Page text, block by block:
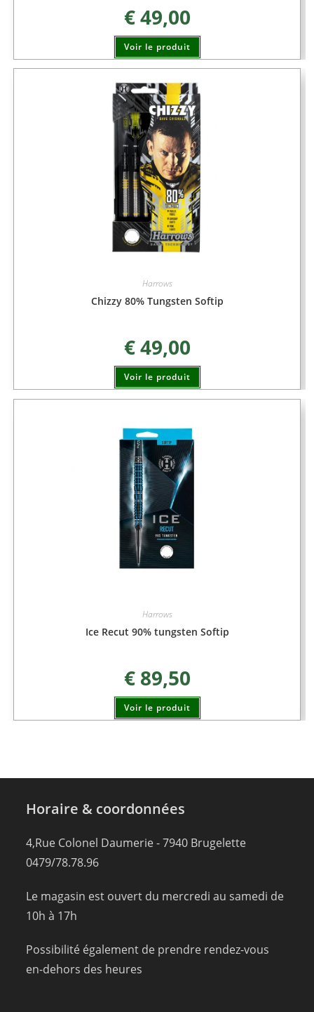
€49,00
Voir le produit
Harrows
Chizzy 80% Tungsten Softip
€49,00
Voir le produit
Harrows
Ice Recut 90% tungsten Softip
€89,50
Voir le produit
Horaire & coordonnées
4,Rue Colonel Daumerie - 7940 Brugelette
0479/78.78.96
Le magasin est ouvert du mercredi au samedi de
10h à 17h
Possibilité également de prendre rendez-vous
en-dehors des heures